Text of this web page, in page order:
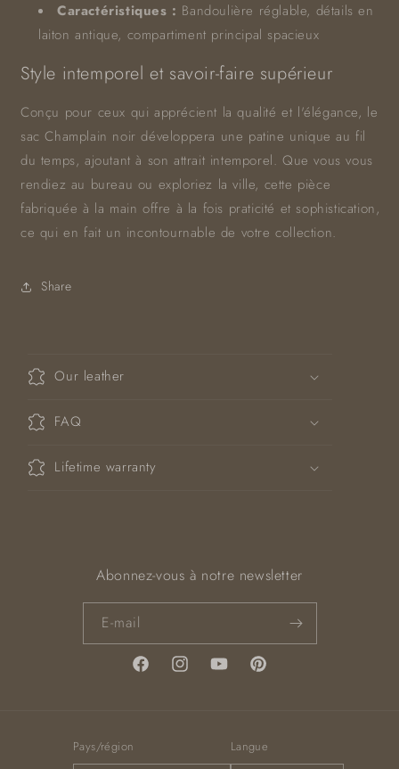
Caractéristiques : Bandoulière réglable, détails en
laiton antique, compartiment principal spacieux
Style intemporel et savoir-faire supérieur
Conçu pour ceux qui apprécient la qualité et l'élégance, le
sac Champlain noir développera une patine unique au fil
du temps, ajoutant à son attrait intemporel. Que vous vous
rendiez au bureau ou exploriez la ville, cette pièce
fabriquée à la main offre à la fois praticité et sophistication,
ce qui en fait un incontournable de votre collection.
Share
o
n
t
e
n
u
Our leather
FAQ
Lifetime warranty
Abonnez-vous à notre newsletter
E-mail
FacebookInstagramYouTubePinterest
Pays/région Langue